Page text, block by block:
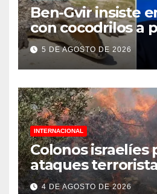
Ben-Gvir insiste
con cocodrilos a
palestinos
5 DE AGOSTO DE 2026
INTERNACIONAL
Colonos israelíes
ataques
familias
4 DE AGOSTO DE 2026